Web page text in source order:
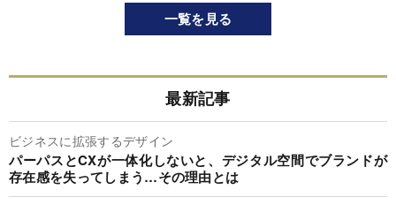
一覧を見る
最新記事
ビジネスに拡張するデザイン
パーパスとCXが一体化しないと、デジタル空間でブランドが
存在感を失ってしまう…その理由とは